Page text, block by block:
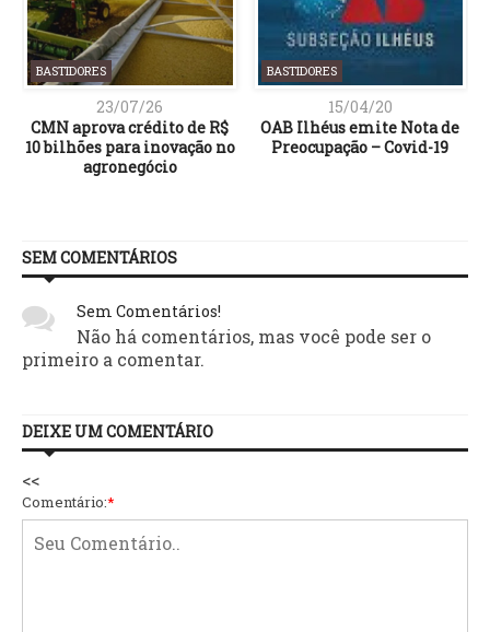
BASTIDORES
23/07/26
CMN aprova crédito de R$
10 bilhões para inovação no
agronegócio
BASTIDORES
15/04/20
OAB Ilhéus emite Nota de
Preocupação – Covid-19
SEM COMENTÁRIOS
Sem Comentários!
Não há comentários, mas você pode ser o
primeiro a comentar.
DEIXE UM COMENTÁRIO
<<
Comentário:*